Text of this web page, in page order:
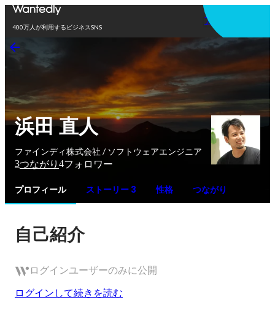
400万人が利用するビジネスSNS
アプリを使う
浜田 直人
ファインディ株式会社 / ソフトウェアエンジニア
3つながり 4フォロワー
プロフィール ストーリー 3 性格 つながり
自己紹介
ログインユーザーのみに公開
ログインして続きを読む